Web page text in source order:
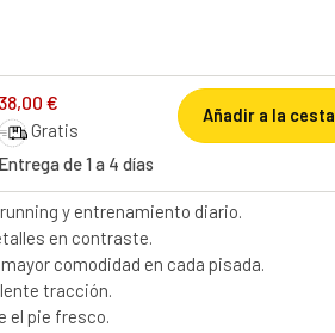
38,00 €
Gratis
Entrega de 1 a 4 días
Añadir a la cesta
y entrenamiento diario.
en contraste.
comodidad en cada pisada.
tracción.
el pie fresco.